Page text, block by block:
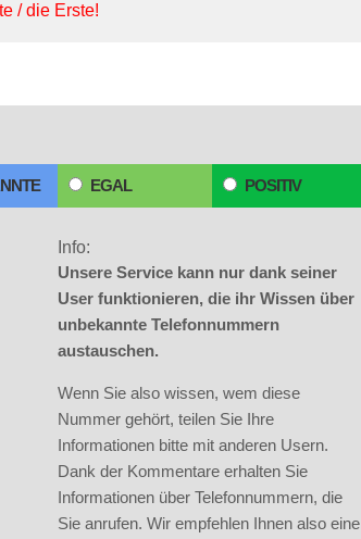
/ die Erste!
EGAL POSITIV
Info:
Unsere Service kann nur dank seiner
User funktionieren, die ihr Wissen über
unbekannte Telefonnummern
austauschen.
Wenn Sie also wissen, wem diese
Nummer gehört, teilen Sie Ihre
Informationen bitte mit anderen Usern.
Dank der Kommentare erhalten Sie
Informationen über Telefonnummern, die
Sie anrufen. Wir empfehlen Ihnen also eine